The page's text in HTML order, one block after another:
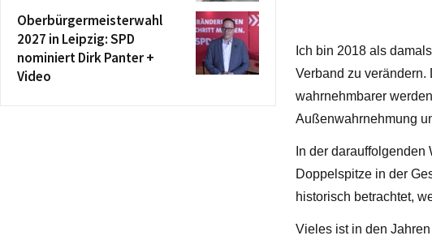
Ich bin 2018 als
Verband zu
wahrnehmbarer
Außenwahrnehmung
In der
Doppelspitze in der
historisch betrachtet,
Vieles ist in den
Oberbürgermeisterwahl
2027 in Leipzig: SPD
nominiert Dirk Panter +
Video